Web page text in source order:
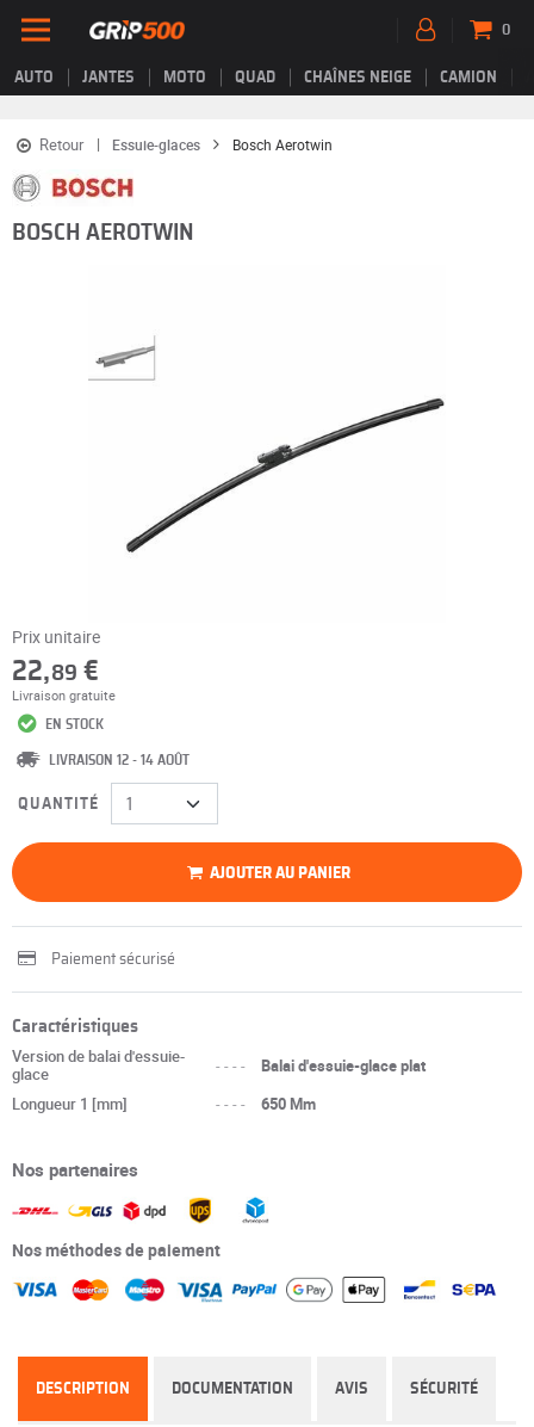
AUTO JANTES MOTO QUAD CHAÎNES NEIGE CAMION
0
Retour Essuie-glaces Bosch Aerotwin
BOSCH AEROTWIN
Prix unitaire
22,89 €
Livraison gratuite
EN STOCK
LIVRAISON 12 - 14 AOÛT
QUANTITÉ
AJOUTER AU PANIER
Paiement sécurisé
Caractéristiques
Version de balai d'essuie-
glace
----
Balai d'essuie-glace plat
Longueur 1 [mm]
---- 650 Mm
Nos partenaires
Nos méthodes de paiement
DESCRIPTION DOCUMENTATION AVIS SÉCURITÉ